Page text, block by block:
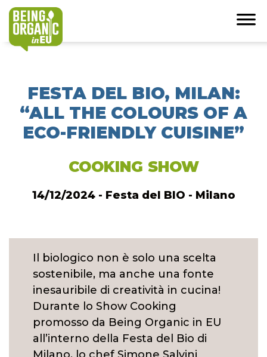
FESTA DEL BIO, MILAN:
“ALL THE COLOURS OF A
ECO-FRIENDLY CUISINE”
COOKING SHOW
14/12/2024 - Festa del BIO - Milano
Il biologico non è solo una scelta
sostenibile, ma anche una fonte
inesauribile di creatività in cucina!
Durante lo Show Cooking
promosso da Being Organic in EU
all’interno della Festa del Bio di